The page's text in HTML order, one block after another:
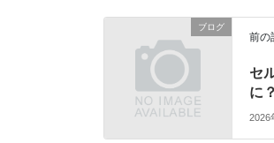
ブログ
前の
セ
に？
2026